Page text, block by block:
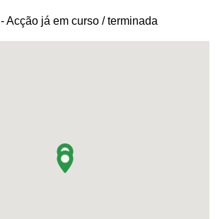
- Acção já em curso / terminada